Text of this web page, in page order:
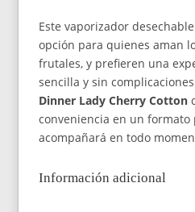
Este vaporizador
opción para quienes aman
frutales, y prefieren una
sencilla y sin
Dinner Lady Cherry Cotton
conveniencia en un
acompañará en todo
Información adicional